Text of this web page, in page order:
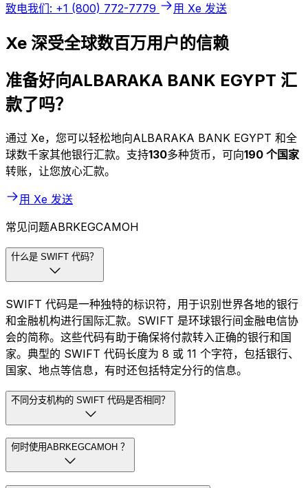
致电我们: +1 (800) 772-7779 用 Xe 发送
Xe 深受全球数百万用户的信赖
准备好向ALBARAKA BANK EGYPT 汇
款了吗？
通过 Xe，您可以轻松地向ALBARAKA BANK EGYPT 和全
球数千家其他银行汇款。支持130多种货币，可向190 个国家
转账，让您放心汇款。
用 Xe 发送
常见问题ABRKEGCAMOH
什么是 SWIFT 代码？
SWIFT 代码是一种独特的标识符，用于识别世界各地的银行
和金融机构进行国际汇款。SWIFT 是环球银行间金融电信协
会的简称。这些代码有助于确保将付款转入正确的银行和国
家。典型的 SWIFT 代码长度为 8 或 11 个字符，包括银行、
国家、地点等信息，有时还包括特定分行的信息。
不同分支机构的 SWIFT 代码是否相同？
何时使用ABRKEGCAMOH ？